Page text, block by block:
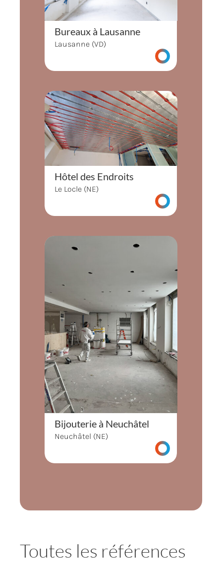
Bureaux à Lausanne
Lausanne (VD)
Hôtel des Endroits
Le Locle (NE)
Bijouterie à Neuchâtel
Neuchâtel (NE)
Toutes les références